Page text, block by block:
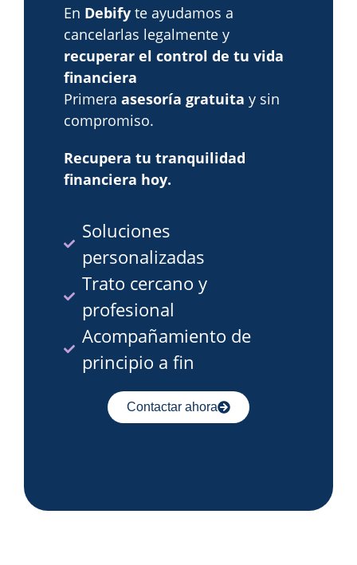
En Debify te ayudamos a
cancelarlas legalmente y
recuperar el control de tu vida
financiera
Primera asesoría gratuita y sin
compromiso.
Recupera tu tranquilidad
financiera hoy.
Soluciones
personalizadas
Trato cercano y
profesional
Acompañamiento de
principio a fin
Contactar ahora